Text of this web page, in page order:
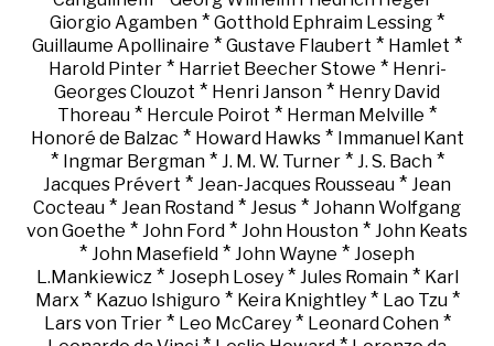
Giorgio Agamben * Gotthold Ephraim Lessing *
Guillaume Apollinaire * Gustave Flaubert * Hamlet *
Harold Pinter* Harriet Beecher Stowe * Henri-
Georges Clouzot * Henri Janson * Henry David
Thoreau * Hercule Poirot * Herman Melville *
Honoré de Balzac * Howard Hawks* Immanuel Kant
* Ingmar Bergman* J. M. W. Turner* J. S. Bach*
Jacques Prévert * Jean-Jacques Rousseau * Jean
Cocteau * Jean Rostand * Jesus * Johann Wolfgang
von Goethe * John Ford * John Houston * John Keats
* John Masefield * John Wayne * Joseph
L.Mankiewicz* Joseph Losey* Jules Romain* Karl
Marx * Kazuo Ishiguro * Keira Knightley* Lao Tzu*
Lars von Trier* Leo McCarey* Leonard Cohen*